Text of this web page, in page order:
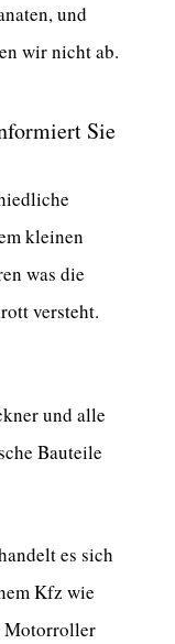
und
wir nicht ab.
Sie
kleinen
was die
versteht.
und alle
Bauteile
es sich
Kfz wie
Motorroller